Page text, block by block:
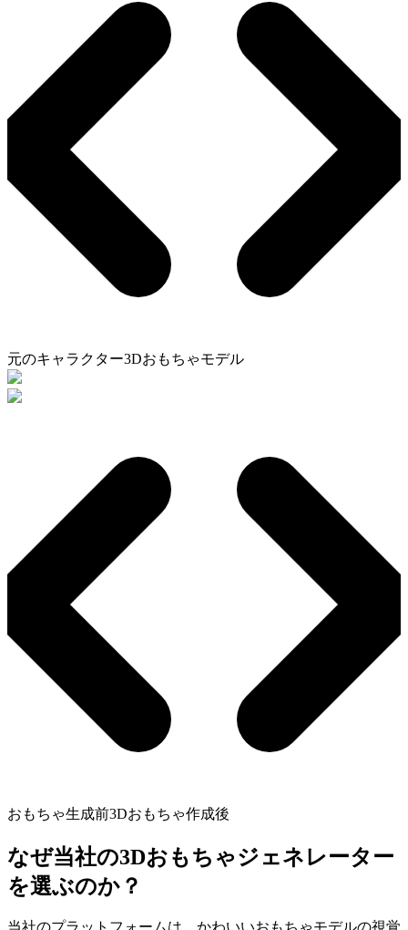
元のキャラクター3Dおもちゃモデル
おもちゃ生成前3Dおもちゃ作成後
なぜ当社の3Dおもちゃジェネレーター
を選ぶのか？